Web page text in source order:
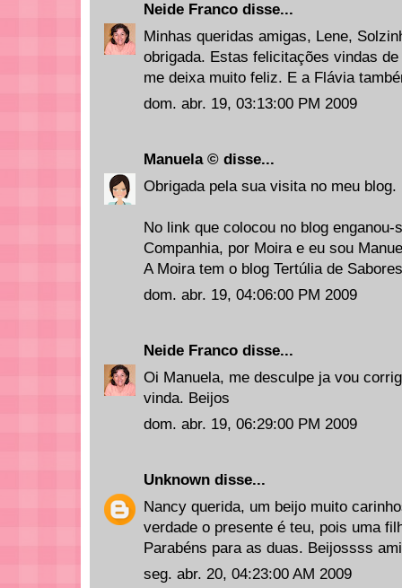
Neide Franco disse...
Minhas queridas amigas, Lene,
obrigada. Estas felicitações vindas
me deixa muito feliz. E a Flávia
dom. abr. 19, 03:13:00 PM 2009
Manuela © disse...
Obrigada pela sua visita no meu blog.
No link que colocou no blog
Companhia, por Moira e eu sou
A Moira tem o blog Tertúlia de
dom. abr. 19, 04:06:00 PM 2009
Neide Franco disse...
Oi Manuela, me desculpe ja vou
vinda. Beijos
dom. abr. 19, 06:29:00 PM 2009
Unknown disse...
Nancy querida, um beijo muito
verdade o presente é teu, pois uma
Parabéns para as duas. Beijossss
seg. abr. 20, 04:23:00 AM 2009